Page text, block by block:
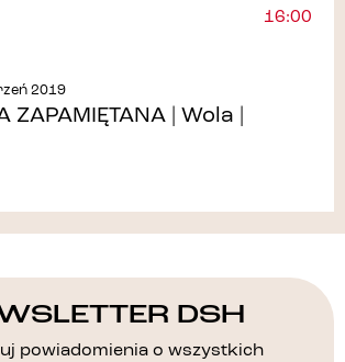
16:00
2019
ZAPAMIĘTANA | Wola |
DSH
powiadomienia o wszystkich